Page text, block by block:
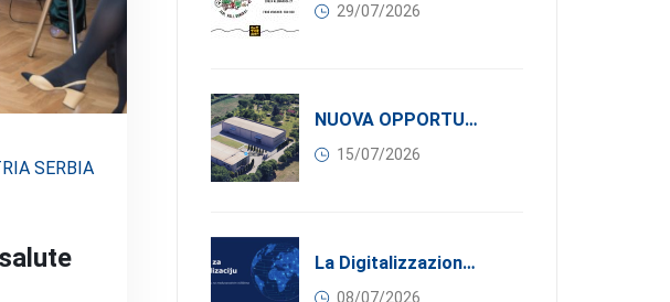
SERBIA
29/07/2026
NUOVA OPPORTUNITÀ DI BUSINESS PER I SOCI DI CONFINDUSTRIA SERBIA: Affitasi Un Moderno Capannone Industriale A Pančevo – 1.200 M² Nella Zona Industriale
15/07/2026
La Digitalizzazione Come Motore Dell’internazionalizzazione
08/07/2026